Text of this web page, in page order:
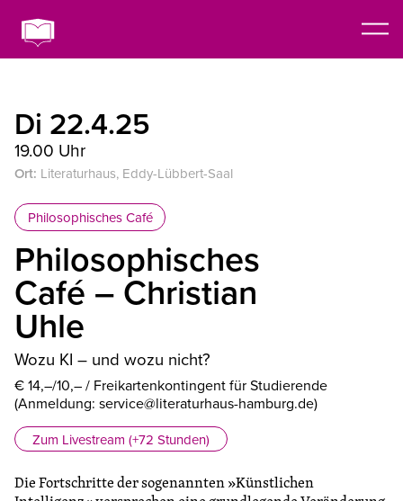
Di 22.4.25
19.00 Uhr
Ort: Literaturhaus, Eddy-Lübbert-Saal
Philosophisches Café
Philosophisches
Café – Christian
Uhle
Wozu KI – und wozu nicht?
€ 14,–/10,– / Freikartenkontingent für Studierende
(Anmeldung: service@literaturhaus-hamburg.de)
Zum Livestream (+72 Stunden)
Die Fortschritte der sogenannten »Künstlichen